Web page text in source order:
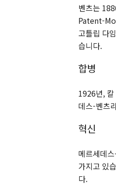
벤츠는
Patent-
고틀립 다
습니다.
합병
1926년, 칼
데스-벤츠
혁신
메르세데
가지고 있
다.